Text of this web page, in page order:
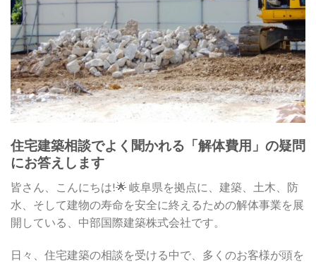
住宅建築相談でよく聞かれる「解体費用」の疑問
にお答えします
皆さん、こんにちは!🌟 岐阜県を拠点に、建築、土木、防
水、そして建物の寿命を安全に終えるための解体事業を展
開している、中部国際建築株式会社です。
日々、住宅建築の相談を受ける中で、多くのお客様が頭を